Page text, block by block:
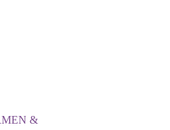
&